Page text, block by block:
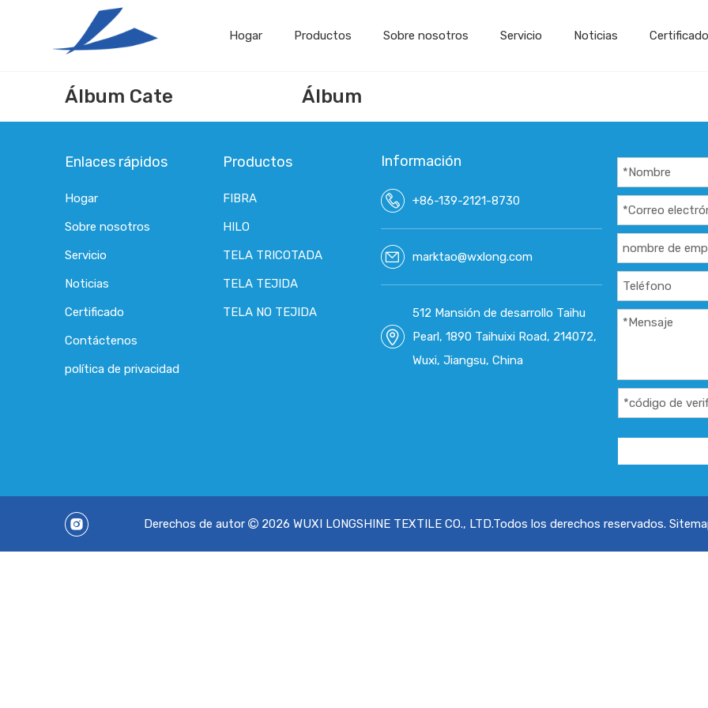
Hogar Productos Sobre nosotros Servicio Noticias Certificado
Álbum Cate Álbum
Enlaces rápidos
Hogar
Sobre nosotros
Servicio
Noticias
Certificado
Contáctenos
política de privacidad
Productos
FIBRA
HILO
TELA TRICOTADA
TELA TEJIDA
TELA NO TEJIDA
Información
+86-139-2121-8730
marktao@wxlong.com
512 Mansión de desarrollo Taihu
Pearl, 1890 Taihuixi Road, 214072,
Wuxi, Jiangsu, China
Derechos de autor  2026 WUXI LONGSHINE TEXTILE CO., LTD.Todos los derechos reservados.